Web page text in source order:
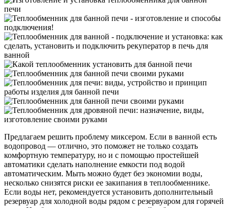
Предлагаем решить проблему миксером. Если в ванной есть
водопровод — отлично, это поможет не только создать
комфортную температуру, но и с помощью простейшей
автоматики сделать наполнение емкости под водой
автоматическим. Мыть можно будет без экономии воды,
несколько снизятся риски ее закипания в теплообменнике.
Если воды нет, рекомендуется установить дополнительный
резервуар для холодной воды рядом с резервуаром для горячей